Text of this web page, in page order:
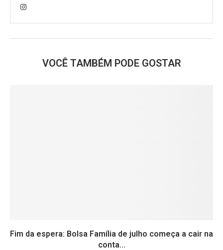
VOCÊ TAMBÉM PODE GOSTAR
Fim da espera: Bolsa Família de julho começa a cair na
conta...